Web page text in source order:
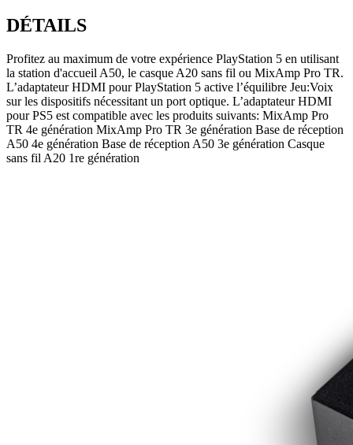
DÉTAILS
Profitez au maximum de votre expérience PlayStation 5 en utilisant
la station d'accueil A50, le casque A20 sans fil ou MixAmp Pro TR.
L’adaptateur HDMI pour PlayStation 5 active l’équilibre Jeu:Voix
sur les dispositifs nécessitant un port optique. L’adaptateur HDMI
pour PS5 est compatible avec les produits suivants: MixAmp Pro
TR 4e génération MixAmp Pro TR 3e génération Base de réception
A50 4e génération Base de réception A50 3e génération Casque
sans fil A20 1re génération